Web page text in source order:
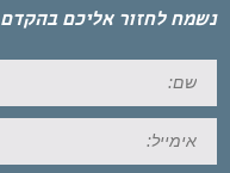
נשמח לחזור אליכם בהקדם